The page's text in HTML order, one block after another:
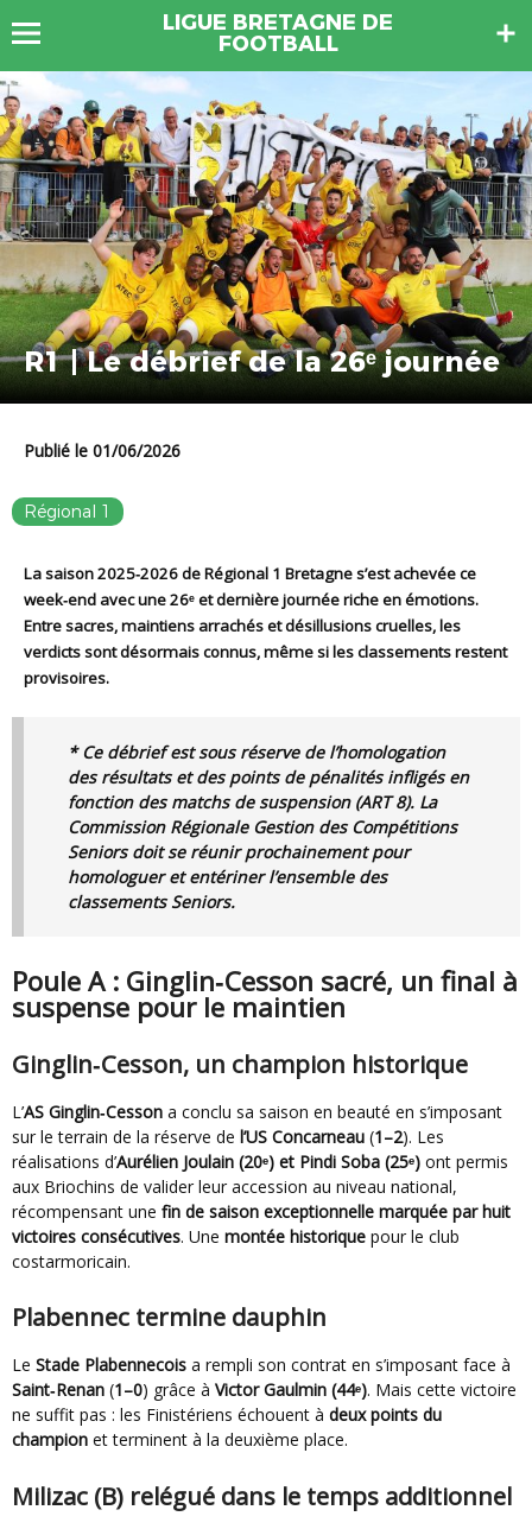
LIGUE BRETAGNE DE
FOOTBALL
R1 | Le débrief de la 26ᵉ journée
Publié le 01/06/2026
Régional 1
La saison 2025‑2026 de Régional 1 Bretagne s’est achevée ce
week‑end avec une26ᵉ et dernière journée riche en émotions.
Entre sacres, maintiens arrachés et désillusions cruelles, les
verdicts sont désormais connus, même si les classements restent
provisoires.
* Ce débrief est sous réserve de l’homologation
des résultats et des points de pénalités infligés en
fonction des matchs de suspension (ART 8). La
Commission Régionale Gestion des Compétitions
Seniors doit se réunir prochainement pour
homologuer et entériner l’ensemble des
classements Seniors.
Poule A : Ginglin‑Cesson sacré, un final à
suspense pour le maintien
Ginglin‑Cesson, un champion historique
L’AS Ginglin‑Cesson a conclu sa saison en beauté en s’imposant
sur le terrain de la réserve de l’US Concarneau (1–2). Les
réalisations d’Aurélien Joulain (20ᵉ) et Pindi Soba (25ᵉ) ont permis
aux Briochins de valider leur accession au niveau national,
récompensant une fin de saison exceptionnelle marquée par huit
victoires consécutives. Une montée historique pour le club
costarmoricain.
Plabennec termine dauphin
Le Stade Plabennecois a rempli son contrat en s’imposant face à
Saint‑Renan (1–0) grâce à Victor Gaulmin (44ᵉ). Mais cette victoire
ne suffit pas : les Finistériens échouent à deux points du
champion et terminent à la deuxième place.
Milizac (B) relégué dans le temps additionnel